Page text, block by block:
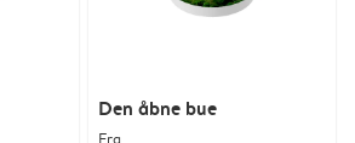
Den åbne bue
Fra